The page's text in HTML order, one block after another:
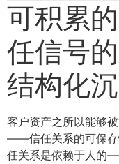
可积累
任信号
结构化
客户资产之所以能够
——信任关系的可保存
任关系是依赖于人的